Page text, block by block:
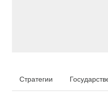
Стратегии